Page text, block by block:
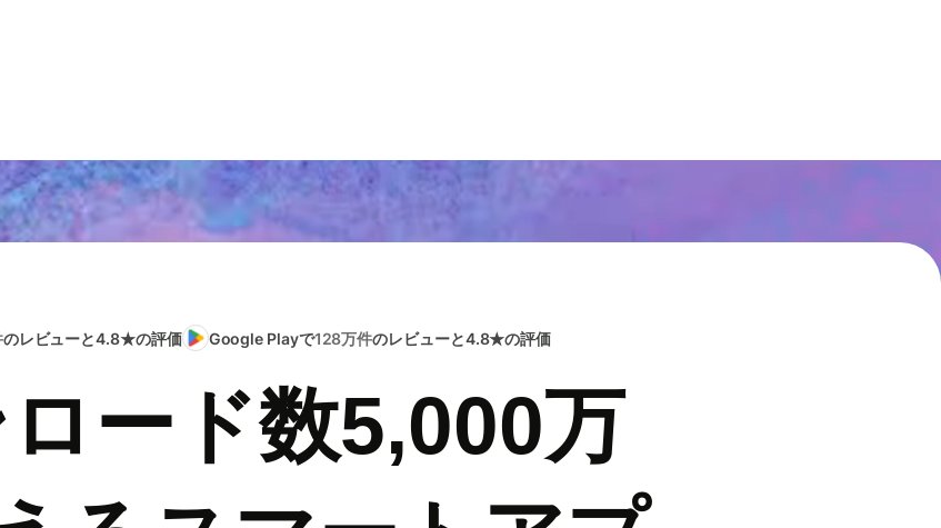
のレビューと4.8★の評価 Google Playで128万件のレビューと4.8★の評価
ード数5,000万